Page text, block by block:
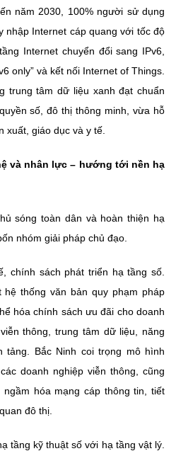
năm 2030, 100% người sử dụng
nhập Internet cáp quang với tốc độ
Internet chuyển đổi sang IPv6
only” và kết nối Internet of Things
trung tâm dữ liệu xanh đạt chuẩn
số, đô thị thông minh, vừa hỗ
xuất, giáo dục và y tế.
và nhân lực – hướng tới nền hạ
sóng toàn dân và hoàn thiện hạ
nhóm giải pháp chủ đạo
chính sách phát triển hạ tầng số
thống văn bản quy phạm pháp
hóa chính sách ưu đãi cho doanh
thông, trung tâm dữ liệu, năng
tảng. Bắc Ninh coi trọng mô hình
doanh nghiệp viễn thông, cũng
ngầm hóa mạng cáp thông tin , tiết
đô thị.
tầng kỹ thuật số với hạ tầng vật lý